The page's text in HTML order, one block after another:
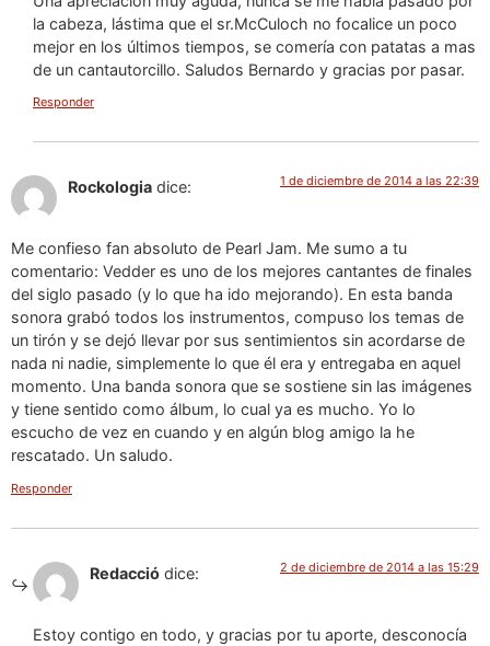
la cabeza, lástima que el sr.McCuloch no focalice un poco
mejor en los últimos tiempos, se comería con patatas a mas
de un cantautorcillo. Saludos Bernardo y gracias por pasar.
Responder
Rockologia dice: 1 de diciembre de 2014 a las 22:39
Me confieso fan absoluto de Pearl Jam. Me sumo a tu
comentario: Vedder es uno de los mejores cantantes de finales
del siglo pasado (y lo que ha ido mejorando). En esta banda
sonora grabó todos los instrumentos, compuso los temas de
un tirón y se dejó llevar por sus sentimientos sin acordarse de
nada ni nadie, simplemente lo que él era y entregaba en aquel
momento. Una banda sonora que se sostiene sin las imágenes
y tiene sentido como álbum, lo cual ya es mucho. Yo lo
escucho de vez en cuando y en algún blog amigo la he
rescatado. Un saludo.
Responder
Redacció dice: 2 de diciembre de 2014 a las 15:29
Estoy contigo en todo, y gracias por tu aporte, desconocía